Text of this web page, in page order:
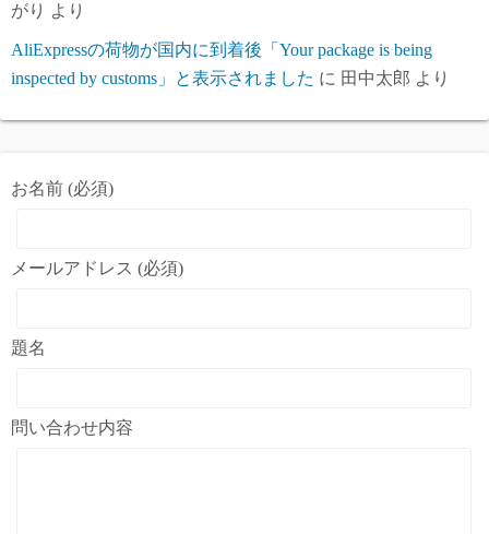
がり より
AliExpressの荷物が国内に到着後「Your package is being
inspected by customs」と表示されました に 田中太郎 より
お名前 (必須)
メールアドレス (必須)
題名
問い合わせ内容